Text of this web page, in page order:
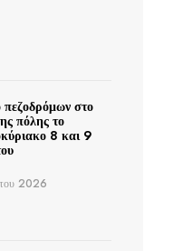
στο
πόλης το
8 και 9
2026